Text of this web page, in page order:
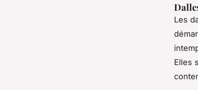
Les
Elles